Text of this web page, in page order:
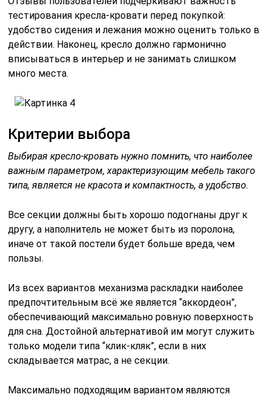
тестирования кресла-кровати перед покупкой:
удобство сидения и лежания можно оценить только в
действии. Наконец, кресло должно гармонично
вписываться в интерьер и не занимать слишком
много места.
Критерии выбора
Выбирая кресло-кровать нужно помнить, что наиболее
важным параметром,характеризующим мебель такого
типа, является не красота и компактность, а удобство.
Все секции должны быть хорошо подогнаны друг к
другу, а наполнитель не может быть из поролона,
иначе от такой постели будет больше вреда, чем
пользы.
Из всех вариантов механизма раскладки наиболее
предпочтительным всё же является “аккордеон”,
обеспечивающий максимально ровную поверхность
для сна. Достойной альтернативой им могут служить
только модели типа “клик-кляк”, если в них
складывается матрас, а не секции.
Максимально подходящим вариантом являются